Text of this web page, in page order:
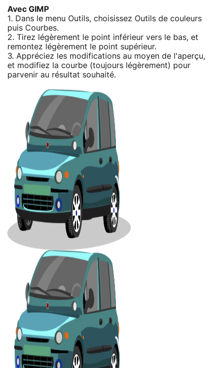
Avec GIMP
1. Dans le menu Outils, choisissez Outils de couleurs
puis Courbes.
2. Tirez légèrement le point inférieur vers le bas, et
remontez légèrement le point supérieur.
3. Appréciez les modifications au moyen de l'aperçu,
et modifiez la courbe (toujours légèrement) pour
parvenir au résultat souhaité.